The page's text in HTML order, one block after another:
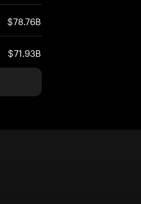
$78.76B
$71.93B